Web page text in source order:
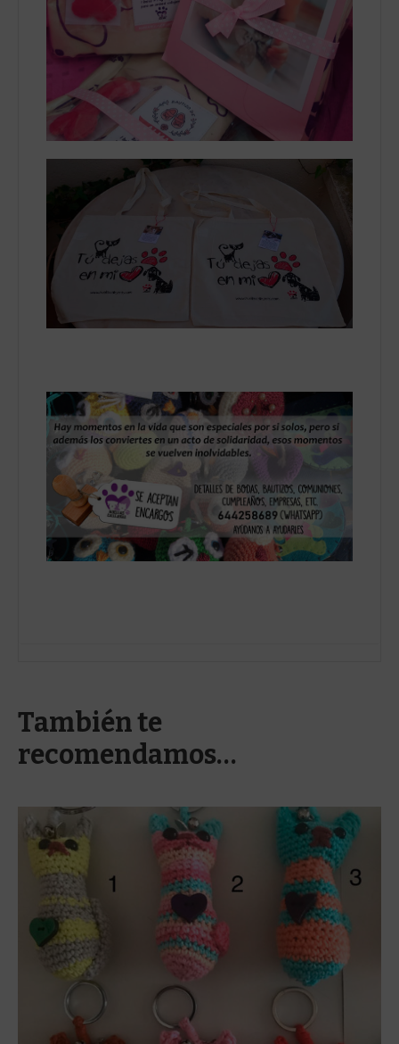
También te
recomendamos…